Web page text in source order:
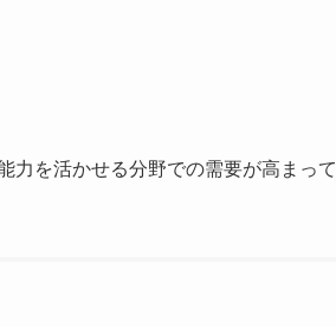
力を活かせる分野での需要が高まって